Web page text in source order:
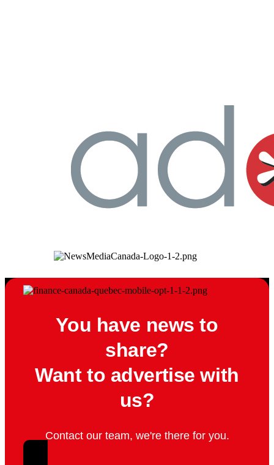
You have news to
share?
Want to advertise with
us?
Contact our team, we're there for you.